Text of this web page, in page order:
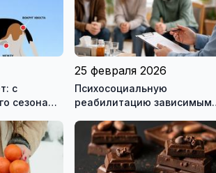
с
сезона
25 февраля 2026
Психосоциальную
реабилитацию зависимым
лицензированные
учреждения